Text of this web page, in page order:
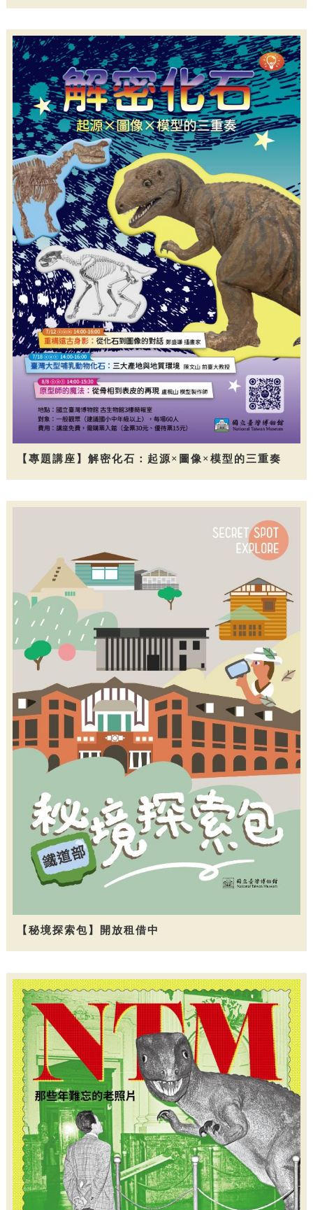
【專題講座】解密化石：起源×圖像×模型的三重奏
【秘境探索包】開放租借中